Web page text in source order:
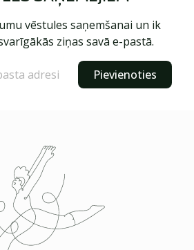
vēstules saņemšanai un ik
ziņas savā e-pastā.
Pievienoties